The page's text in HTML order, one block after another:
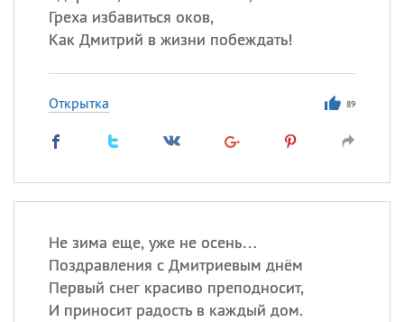
Греха избавиться оков,
Как Дмитрий в жизни побеждать!
Открытка 89
Не зима еще, уже не осень…
Поздравления с Дмитриевым днём
Первый снег красиво преподносит,
И приносит радость в каждый дом.